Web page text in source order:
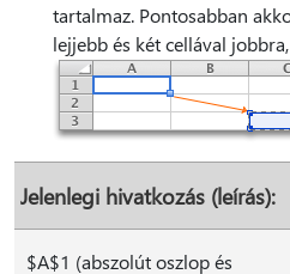
tartalmaz. Pontosabban
lejjebb és két cellával
Jelenlegi hivatkozás (leírás):
$A$1 (abszolút oszlop és